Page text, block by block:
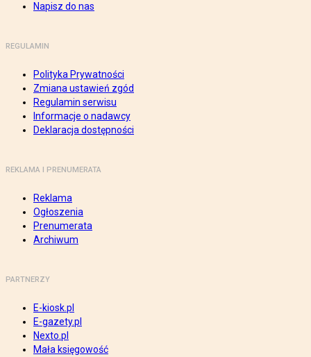
Napisz do nas
REGULAMIN
Polityka Prywatności
Zmiana ustawień zgód
Regulamin serwisu
Informacje o nadawcy
Deklaracja dostępności
REKLAMA I PRENUMERATA
Reklama
Ogłoszenia
Prenumerata
Archiwum
PARTNERZY
E-kiosk.pl
E-gazety.pl
Nexto.pl
Mała księgowość